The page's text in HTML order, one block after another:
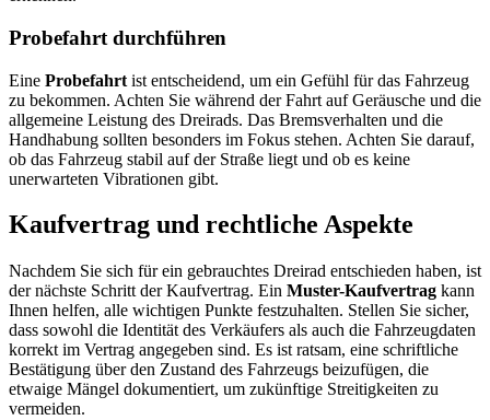
Probefahrt durchführen
Eine Probefahrt ist entscheidend, um ein Gefühl für das Fahrzeug
zu bekommen. Achten Sie während der Fahrt auf Geräusche und die
allgemeine Leistung des Dreirads. Das Bremsverhalten und die
Handhabung sollten besonders im Fokus stehen. Achten Sie darauf,
ob das Fahrzeug stabil auf der Straße liegt und ob es keine
unerwarteten Vibrationen gibt.
Kaufvertrag und rechtliche Aspekte
Nachdem Sie sich für ein gebrauchtes Dreirad entschieden haben, ist
der nächste Schritt der Kaufvertrag. Ein Muster-Kaufvertrag kann
Ihnen helfen, alle wichtigen Punkte festzuhalten. Stellen Sie sicher,
dass sowohl die Identität des Verkäufers als auch die Fahrzeugdaten
korrekt im Vertrag angegeben sind. Es ist ratsam, eine schriftliche
Bestätigung über den Zustand des Fahrzeugs beizufügen, die
etwaige Mängel dokumentiert, um zukünftige Streitigkeiten zu
vermeiden.